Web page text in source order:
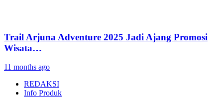
Trail Arjuna Adventure 2025 Jadi Ajang Promosi
Wisata…
11 months ago
REDAKSI
Info Produk